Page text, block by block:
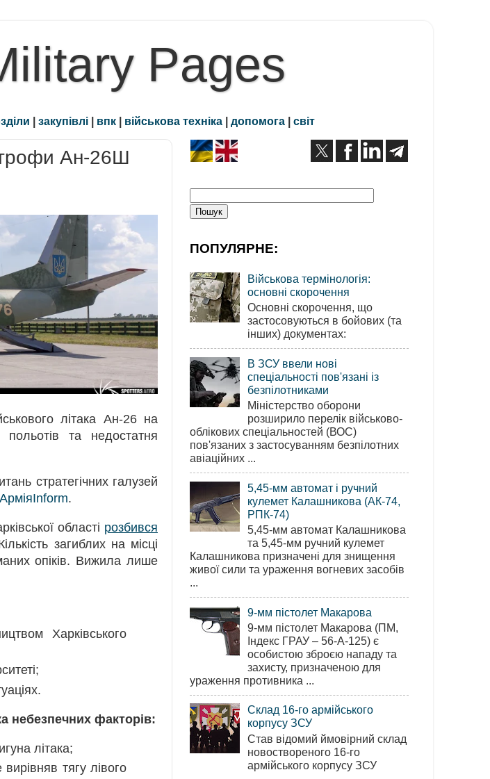
Pages
| закупівлі | впк | військова техніка | допомога | світ
Ан-26Ш
літака Ан-26 на
та недостатня
стратегічних галузей
АрміяInform.
області розбився
загиблих на місці
опіків. Вижила лише
Харківського
небезпечних факторів:
літака;
тягу лівого
ПОПУЛЯРНЕ:
Військова термінологія:
основні скорочення
Основні скорочення, що
застосовуються в бойових (та
інших) документах:
В ЗСУ ввели нові
спеціальності пов'язані із
безпілотниками
Міністерство оборони
розширило перелік військово-
облікових спеціальностей (ВОС)
пов'язаних з застосуванням безпілотних
авіаційних ...
5,45-мм автомат і ручний
кулемет Калашникова (АК-74,
РПК-74)
5,45-мм автомат Калашникова
та 5,45-мм ручний кулемет
Калашникова призначені для знищення
живої сили та ураження вогневих засобів
...
9-мм пістолет Макарова
9-мм пістолет Макарова (ПМ,
Індекс ГРАУ – 56-А-125) є
особистою зброєю нападу та
захисту, призначеною для
ураження противника ...
Склад 16-го армійського
корпусу ЗСУ
Став відомий ймовірний склад
новоствореного 16-го
армійського корпусу ЗСУ